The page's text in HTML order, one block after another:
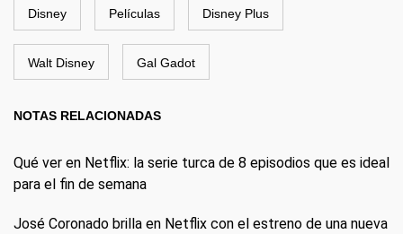
Disney Películas Disney Plus
Walt Disney Gal Gadot
NOTAS RELACIONADAS
Qué ver en Netflix: la serie turca de 8 episodios que es ideal
para el fin de semana
José Coronado brilla en Netflix con el estreno de una nueva